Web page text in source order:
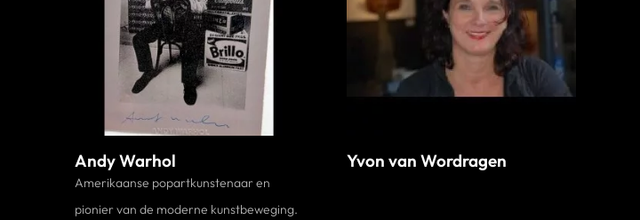
Andy Warhol
Amerikaanse popartkunstenaar en
pionier van de moderne kunstbeweging.
Yvon van Wordragen